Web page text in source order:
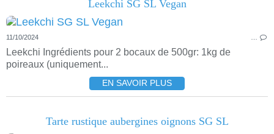
Leekchi SG SL Vegan
11/10/2024
Leekchi Ingrédients pour 2 bocaux de 500gr: 1kg de
poireaux (uniquement...
EN SAVOIR PLUS
Tarte rustique aubergines oignons SG SL